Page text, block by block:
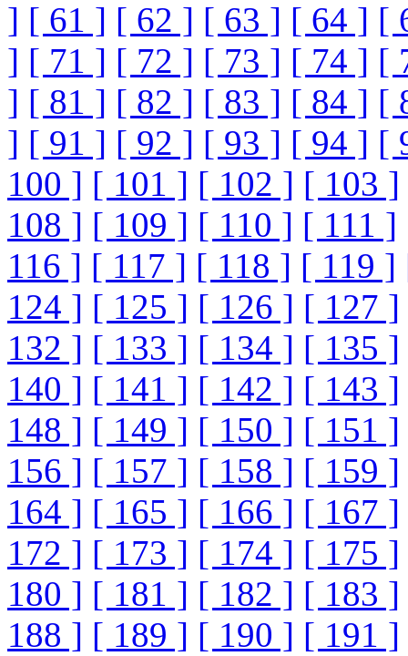
] [ 61 ] [ 62 ] [ 63 ] [ 64 ] [
] [ 71 ] [ 72 ] [ 73 ] [ 74 ] [
] [ 81 ] [ 82 ] [ 83 ] [ 84 ] [
] [ 91 ] [ 92 ] [ 93 ] [ 94 ] [
100 ] [ 101 ] [ 102 ] [ 103 ]
108 ] [ 109 ] [ 110 ] [ 111 ]
116 ] [ 117 ] [ 118 ] [ 119 ]
124 ] [ 125 ] [ 126 ] [ 127 ]
132 ] [ 133 ] [ 134 ] [ 135 ]
140 ] [ 141 ] [ 142 ] [ 143 ]
148 ] [ 149 ] [ 150 ] [ 151 ]
156 ] [ 157 ] [ 158 ] [ 159 ]
164 ] [ 165 ] [ 166 ] [ 167 ]
172 ] [ 173 ] [ 174 ] [ 175 ]
180 ] [ 181 ] [ 182 ] [ 183 ]
188 ] [ 189 ] [ 190 ] [ 191 ]